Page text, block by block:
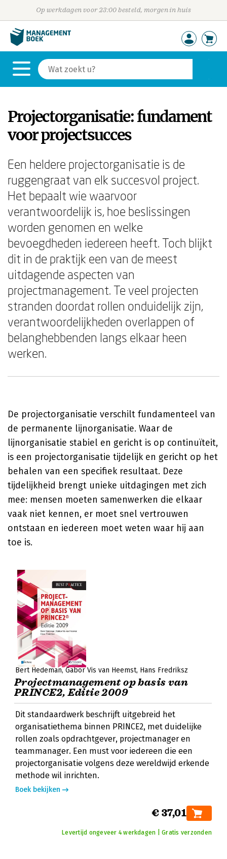
Op werkdagen voor 23:00 besteld, morgen in huis
Projectorganisatie: fundament
voor projectsucces
Een heldere projectorganisatie is de
ruggengraat van elk succesvol project.
Het bepaalt wie waarvoor
verantwoordelijk is, hoe beslissingen
worden genomen en welke
bevoegdheden iedereen heeft. Toch blijkt
dit in de praktijk een van de meest
uitdagende aspecten van
projectmanagement. Te veel projecten
stranden doordat rollen onduidelijk zijn,
verantwoordelijkheden overlappen of
belanghebbenden langs elkaar heen
werken.
De projectorganisatie verschilt fundamenteel van
de permanente lijnorganisatie. Waar de
lijnorganisatie stabiel en gericht is op continuïteit,
is een projectorganisatie tijdelijk en gericht op het
behalen van een specifiek resultaat. Deze
tijdelijkheid brengt unieke uitdagingen met zich
mee: mensen moeten samenwerken die elkaar
vaak niet kennen, er moet snel vertrouwen
ontstaan en iedereen moet weten waar hij aan
toe is.
Bert Hedeman Gabor Vis van Heemst Hans Fredriksz
Projectmanagement op basis van
PRINCE2, Editie 2009
Dit standaardwerk beschrijft uitgebreid het
organisatiethema binnen PRINCE2, met duidelijke
rollen zoals opdrachtgever, projectmanager en
teammanager. Een must voor iedereen die een
projectorganisatie volgens deze wereldwijd erkende
methode wil inrichten.
Boek bekijken
€ 37,01
Levertijd ongeveer 4 werkdagen | Gratis verzonden